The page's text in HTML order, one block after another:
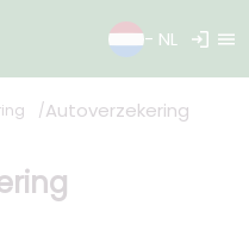
- NL login menu
Autoverzekering